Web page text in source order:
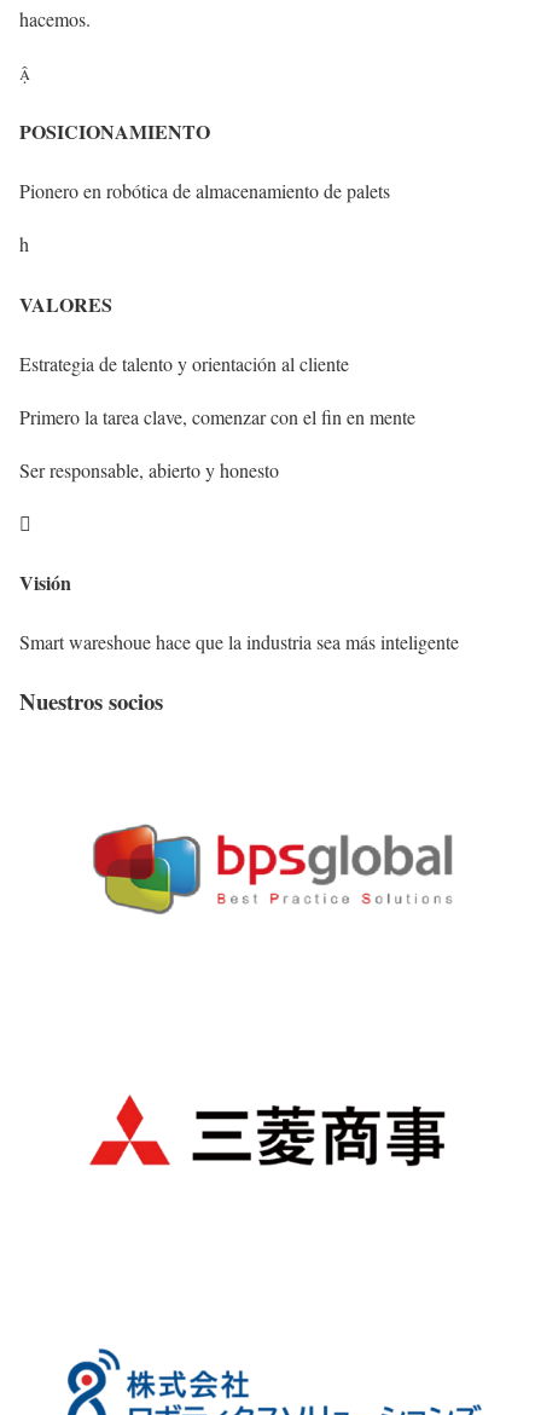
hacemos.

POSICIONAMIENTO
Pionero en robótica de almacenamiento de palets
h
VALORES
Estrategia de talento y orientación al cliente
Primero la tarea clave, comenzar con el fin en mente
Ser responsable, abierto y honesto

Visión
Smart wareshoue hace que la industria sea más inteligente
Nuestros socios